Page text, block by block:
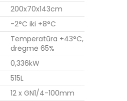
200x70x143cm
-2°C iki +8°C
Temperatūra +43°C,
drėgmė 65%
0,336kW
515L
12 x GN1/4-100mm